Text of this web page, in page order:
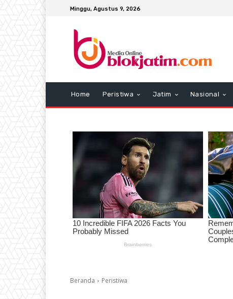
Minggu, Agustus 9, 2026
Home Peristiwa Jatim Nasional
Beranda Peristiwa